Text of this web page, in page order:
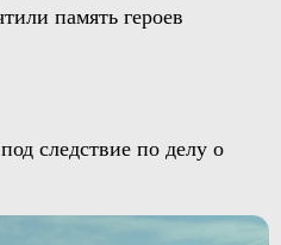
память героев
следствие по делу о